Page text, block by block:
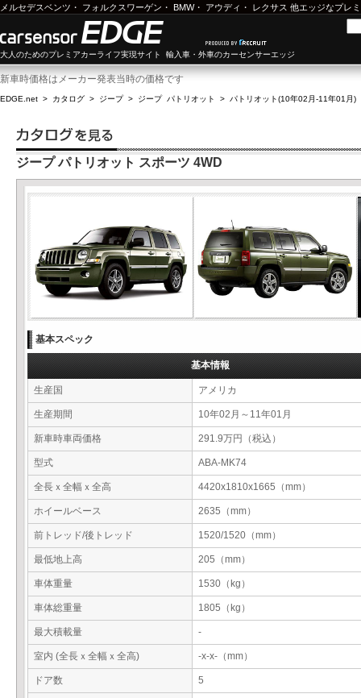
メルセデスベンツ ・ フォルクスワーゲン ・ BMW・ アウディ ・ レクサス 他エッジなプレ
大人のためのプレミアカーライフ実現サイト 輸入車・外車のカーセンサーエッジ
新車時価格はメーカー発表当時の価格です
EDGE.net > カタログ > ジープ> ジープ パトリオット > パトリオット(10年02月-11年01月)
ジープ パトリオット スポーツ 4WD
基本スペック
基本情報
生産国 アメリカ
生産期間 10年02月～11年01月
新車時車両価格 291.9万円（税込）
型式 ABA-MK74
全長ｘ全幅ｘ全高 4420x1810x1665（mm）
ホイールベース 2635（mm）
前トレッド/後トレッド 1520/1520（mm）
最低地上高 205（mm）
車体重量 1530（kg）
車体総重量 1805（kg）
最大積載量 -
室内 (全長ｘ全幅ｘ全高) -x-x-（mm）
ドア数 5